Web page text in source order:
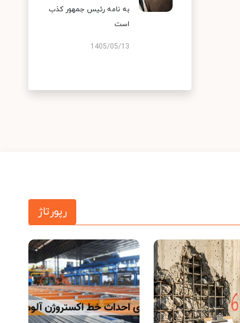
به نامه رئیس جمهور کذب
است
1405/05/13
رپورتاژ